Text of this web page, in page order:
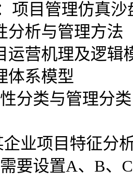
项目管理仿真沙
分析与管理方法
运营机理及逻辑
体系模型
分类与管理分类
业项目特征分
要设置A、B、